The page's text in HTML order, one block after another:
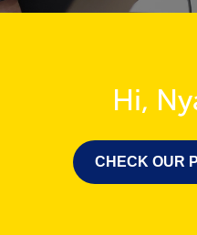
Hi,
CHECK OUR